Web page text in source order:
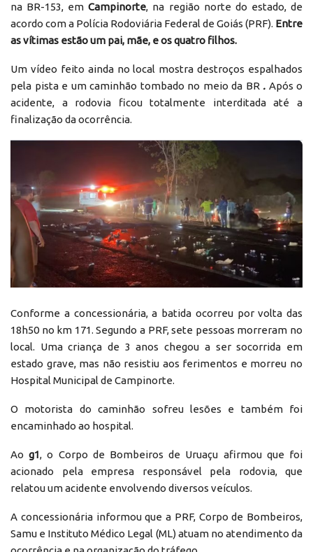
na BR-153, emCampinorte, na região norte do estado, de
acordo com a Polícia Rodoviária Federal de Goiás (PRF). Entre
as vítimas estão um pai, mãe, e os quatro filhos.
Um vídeo feito ainda no local mostra destroços espalhados
pela pista e um caminhão tombado no meio da BR . Após o
acidente, a rodovia ficou totalmente interditada até a
finalização da ocorrência.
Conforme a concessionária, a batida ocorreu por volta das
18h50 no km 171. Segundo a PRF, sete pessoas morreram no
local. Uma criança de 3 anos chegou a ser socorrida em
estado grave, mas não resistiu aos ferimentos e morreu no
Hospital Municipal de Campinorte.
O motorista do caminhão sofreu lesões e também foi
encaminhado ao hospital.
Aog1, o Corpo de Bombeiros de Uruaçu afirmou que foi
acionado pela empresa responsável pela rodovia, que
relatou um acidente envolvendo diversos veículos.
A concessionária informou que a PRF, Corpo de Bombeiros,
Samu e Instituto Médico Legal (ML) atuam no atendimento da